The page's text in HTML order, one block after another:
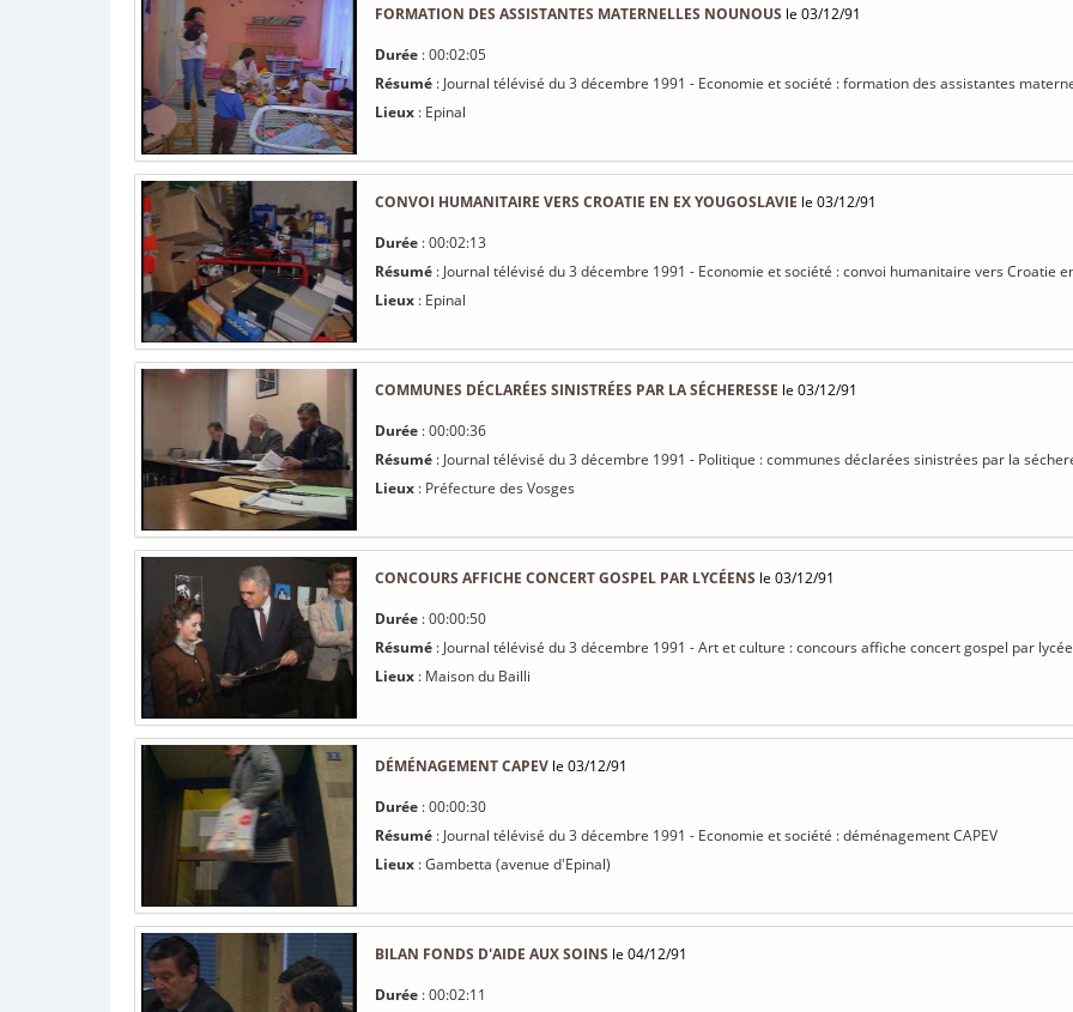
FORMATION DES ASSISTANTES MATERNELLES NOUNOUS le 03/12/91
Durée : 00:02:05
Résumé : Journal télévisé du 3 décembre 1991 - Economie et société : formation des assistantes
Lieux : Epinal
CONVOI HUMANITAIRE VERS CROATIE EN EX YOUGOSLAVIE le 03/12/91
Durée : 00:02:13
Résumé : Journal télévisé du 3 décembre 1991 - Economie et société : convoi humanitaire vers Croatie
Lieux : Epinal
COMMUNES DÉCLARÉES SINISTRÉES PAR LA SÉCHERESSE le 03/12/91
Durée : 00:00:36
Résumé : Journal télévisé du 3 décembre 1991 - Politique : communes déclarées sinistrées par la
Lieux : Préfecture des Vosges
CONCOURS AFFICHE CONCERT GOSPEL PAR LYCÉENS le 03/12/91
Durée : 00:00:50
Résumé : Journal télévisé du 3 décembre 1991 - Art et culture : concours affiche concert gospel par
Lieux : Maison du Bailli
DÉMÉNAGEMENT CAPEV le 03/12/91
Durée : 00:00:30
Résumé : Journal télévisé du 3 décembre 1991 - Economie et société : déménagement CAPEV
Lieux : Gambetta (avenue d'Epinal)
BILAN FONDS D'AIDE AUX SOINS le 04/12/91
Durée : 00:02:11